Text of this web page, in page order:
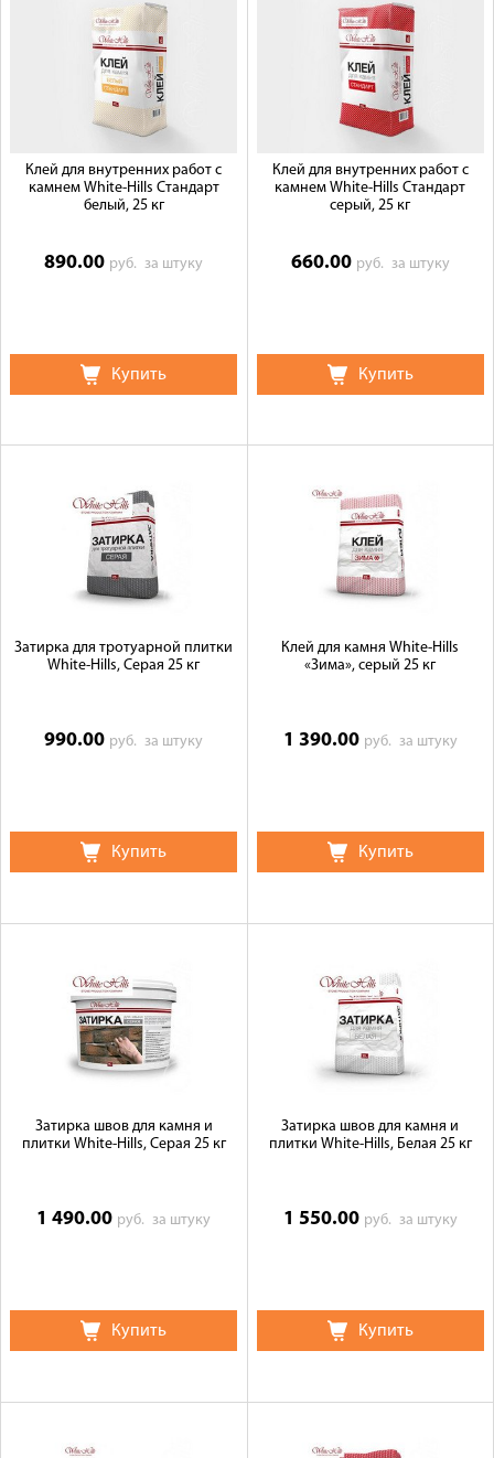
Сотрудничество
Галерея объектов
Клей для внутренних работ с
камнем White-Hills Стандарт
белый, 25 кг
890.00 руб.за штуку
Купить
Клей для внутренних работ с
камнем White-Hills Стандарт
серый, 25 кг
660.00 руб. за штуку
Купить
Затирка для тротуарной плитки
White-Hills, Серая 25 кг
990.00 руб.за штуку
Купить
Клей для камня White-Hills
«Зима», серый 25 кг
1 390.00 руб. за штуку
Купить
Затирка швов для камня и
плитки White-Hills, Cерая 25 кг
1 490.00 руб.за штуку
Купить
Затирка швов для камня и
плитки White-Hills, Белая 25 кг
1 550.00 руб. за штуку
Купить